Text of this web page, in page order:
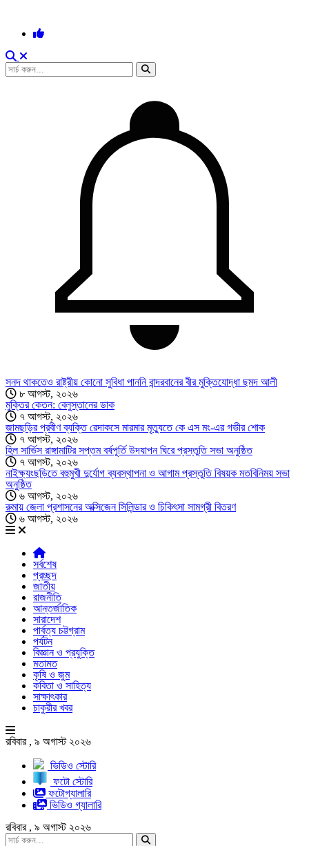
সনদ থাকতেও রাষ্ট্রীয় কোনো সুবিধা পাননি বান্দরবানের বীর মুক্তিযোদ্ধা ছমদ আলী
৮ আগস্ট, ২০২৬
মুক্তির কেতন: বেলুস্তানের ডাক
৭ আগস্ট, ২০২৬
জামছড়ির প্রবীণ ব্যক্তি রেদাকসে মারমার মৃত্যুতে কে এস মং-এর গভীর শোক
৭ আগস্ট, ২০২৬
হিল সার্ভিস রাঙ্গামাটির সপ্তম বর্ষপূর্তি উদযাপন ঘিরে প্রস্তুতি সভা অনুষ্ঠিত
৭ আগস্ট, ২০২৬
নাইক্ষ্যংছড়িতে বহুমুখী দুর্যোগ ব্যবস্থাপনা ও আগাম প্রস্তুতি বিষয়ক মতবিনিময় সভা
অনুষ্ঠিত
৬ আগস্ট, ২০২৬
রুমায় জেলা প্রশাসনের অক্সিজেন সিলিন্ডার ও চিকিৎসা সামগ্রী বিতরণ
৬ আগস্ট, ২০২৬
সর্বশেষ
প্রচ্ছদ
জাতীয়
রাজনীতি
আন্তর্জাতিক
সারাদেশ
পার্বত্য চট্টগ্রাম
পর্যটন
বিজ্ঞান ও প্রযুক্তি
মতামত
কৃষি ও জুম
কবিতা ও সাহিত্য
সাক্ষাৎকার
চাকুরীর খবর
রবিবার , ৯ অগাস্ট ২০২৬
ভিডিও স্টোরি
ফটো স্টোরি
ফটোগ্যালারি
ভিডিও গ্যালারি
রবিবার , ৯ অগাস্ট ২০২৬